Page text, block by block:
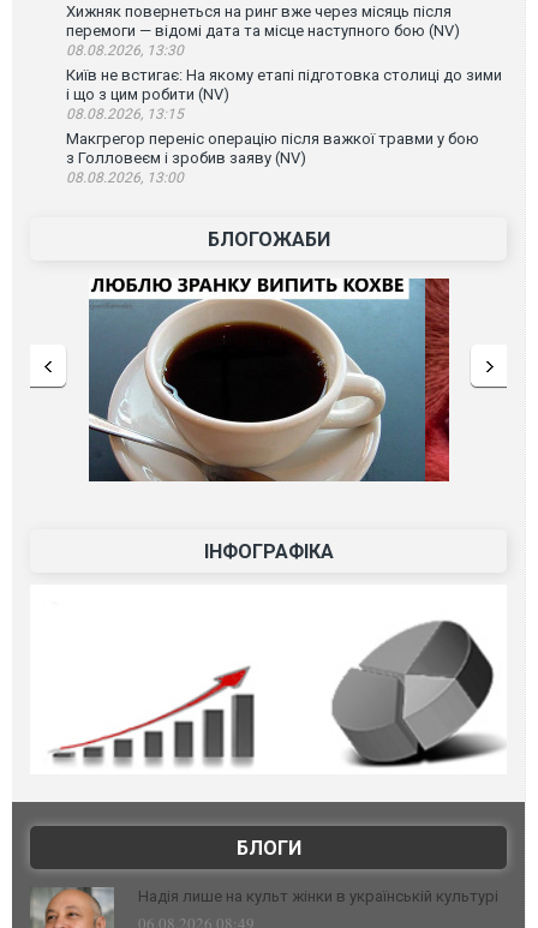
Хижняк повернеться на ринг вже через місяць після
перемоги — відомі дата та місце наступного бою (NV)
08.08.2026, 13:30
Київ не встигає: На якому етапі підготовка столиці до зими
і що з цим робити (NV)
08.08.2026, 13:15
Макгрегор переніс операцію після важкої травми у бою
з Голловеєм і зробив заяву (NV)
08.08.2026, 13:00
БЛОГОЖАБИ
ІНФОГРАФІКА
БЛОГИ
Надія лише на культ жінки в українській культурі
06.08.2026 08:49